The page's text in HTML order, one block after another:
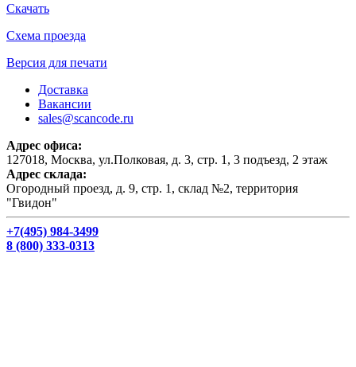
Скачать
Схема проезда
Версия для печати
Доставка
Вакансии
sales@scancode.ru
Адрес офиса:
127018, Москва, ул.Полковая, д. 3, стр. 1, 3 подъезд, 2 этаж
Адрес склада:
Огородный проезд, д. 9, стр. 1, склад №2, территория
"Гвидон"
+7(495) 984-3499
8 (800) 333-0313